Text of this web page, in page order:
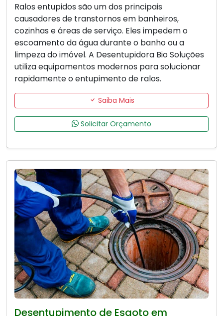
Ralos entupidos são um dos principais
causadores de transtornos em banheiros,
cozinhas e áreas de serviço. Eles impedem o
escoamento da água durante o banho ou a
limpeza do imóvel. A Desentupidora Bio Soluções
utiliza equipamentos modernos para solucionar
rapidamente o entupimento de ralos.
Saiba Mais
Solicitar Orçamento
Desentupimento de Esgoto em